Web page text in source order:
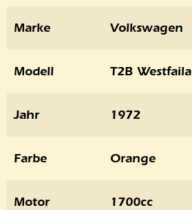
Marke Volkswagen
Modell T2B Westfaila
Jahr 1972
Farbe Orange
Motor 1700cc